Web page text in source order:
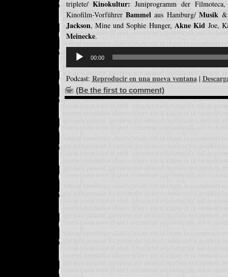
triplete/Kinokultur:Juniprogramm der
Kinofilm-Vorführer Bammelaus Hamburg/Musik
Jackson, Mine und Sophie Hunger,Akne Kid Joe,
Meinecke.
audio
00:00
Podcast:Reproducir en una nueva ventana|
(Be the first to comment)